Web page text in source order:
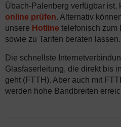
Übach-Palenberg verfügbar
online prüfen. Alternativ
unsere Hotline telefonisch zum
sowie zu Tarifen beraten lassen.
Die schnellste
Glasfaserleitung, die direkt bis
geht (FTTH). Aber auch mit
werden hohe Bandbreiten